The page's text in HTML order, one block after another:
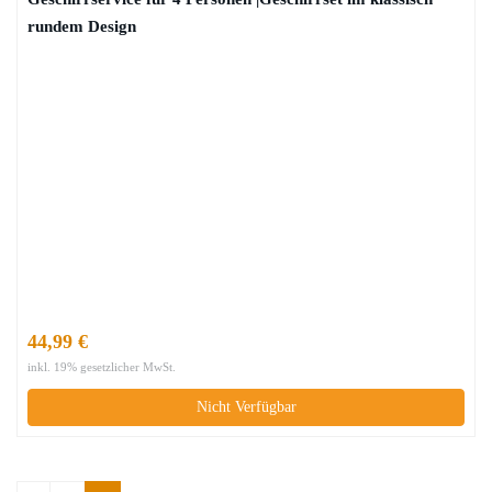
rundem Design
44,99 €
inkl. 19% gesetzlicher MwSt.
Nicht Verfügbar